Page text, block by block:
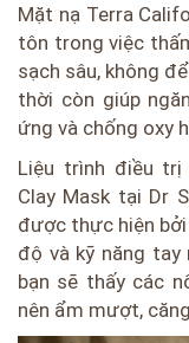
Mặt nạ Terra
tôn trong việc
sạch sâu, không
thời còn giúp
ứng và chống oxy
Liệu trình điều trị
Clay Mask tại Dr
được thực hiện
độ và kỹ năng tay
bạn sẽ thấy các
nên ẩm mượt,